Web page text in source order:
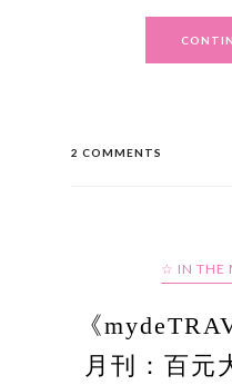
2 COMMENTS
☆ IN THE
《
月刊：百元